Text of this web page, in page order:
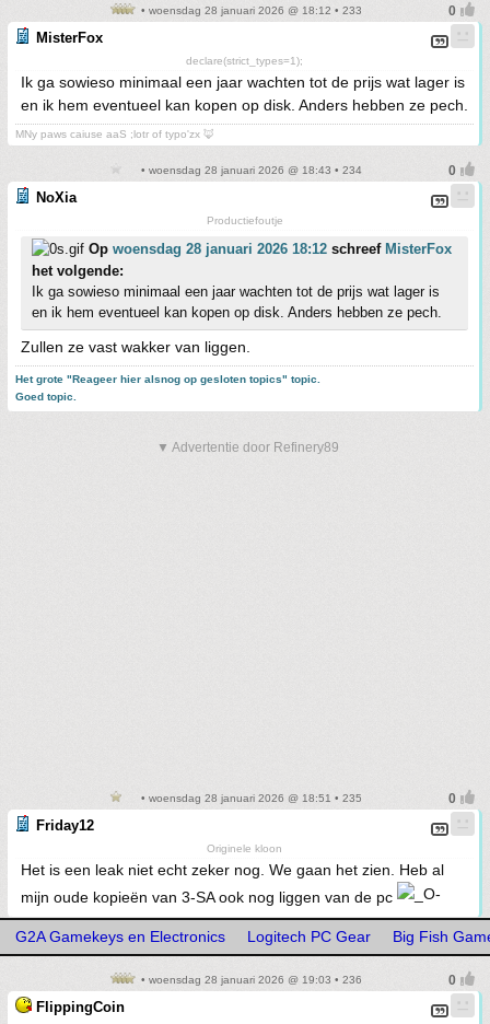
• woensdag 28 januari 2026 @ 18:12 • 233
MisterFox
declare(strict_types=1);
Ik ga sowieso minimaal een jaar wachten tot de prijs wat lager is
en ik hem eventueel kan kopen op disk. Anders hebben ze pech.
MNy paws caiuse aaS ;lotr of typo'zx 🦊
• woensdag 28 januari 2026 @ 18:43 • 234
NoXia
Productiefoutje
Op woensdag 28 januari 2026 18:12 schreef MisterFox
het volgende:
Ik ga sowieso minimaal een jaar wachten tot de prijs wat lager is
en ik hem eventueel kan kopen op disk. Anders hebben ze pech.
Zullen ze vast wakker van liggen.
Het grote "Reageer hier alsnog op gesloten topics" topic.
Goed topic.
▼ Advertentie door Refinery89
• woensdag 28 januari 2026 @ 18:51 • 235
Friday12
Originele kloon
Het is een leak niet echt zeker nog. We gaan het zien. Heb al
mijn oude kopieën van 3-SA ook nog liggen van de pc
G2A Gamekeys en Electronics Logitech PC Gear Big Fish
• woensdag 28 januari 2026 @ 19:03 • 236
FlippingCoin